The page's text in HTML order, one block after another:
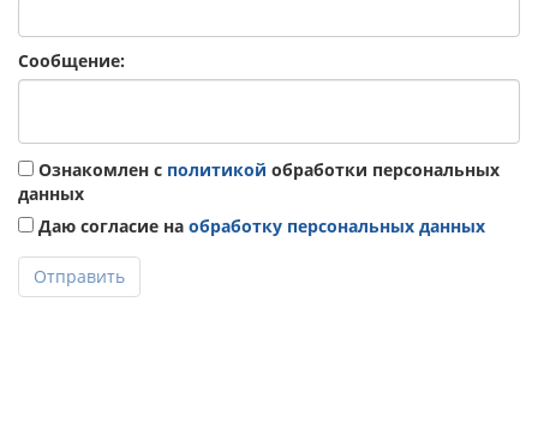
Сообщение:
Ознакомлен с политикой обработки персональных
данных
Даю согласие на обработку персональных данных
Отправить